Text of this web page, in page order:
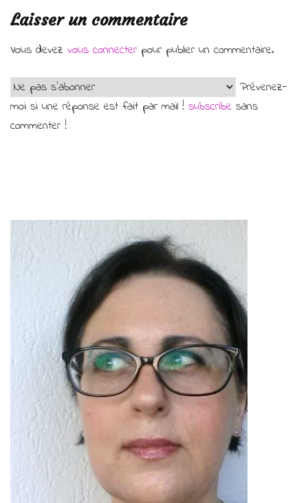
Laisser un commentaire
Vous devez vous connecterpour publier un commentaire.
Prévenez-
moi si une réponse est fait par mail ! subscribe sans
commenter !